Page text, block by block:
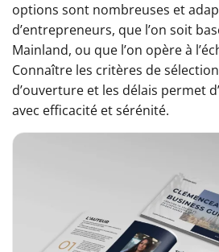
options sont nombreuses et
d’entrepreneurs, que l’on soit
Mainland, ou que l’on opère à
Connaître les critères de
d’ouverture et les délais permet
avec efficacité et sérénité.